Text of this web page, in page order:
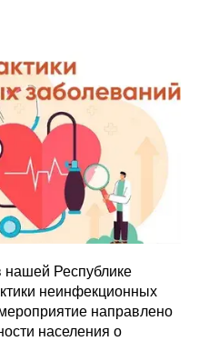
Республике
неинфекционных
направлено
населения о